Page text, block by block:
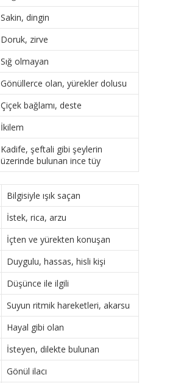
Sakin, dingin
Doruk, zirve
Sığ olmayan
Gönüllerce olan, yürekler dolusu
Çiçek bağlamı, deste
İkilem
Kadife, şeftali gibi şeylerin
üzerinde bulunan ince tüy
Bilgisiyle ışık saçan
İstek, rica, arzu
İçten ve yürekten konuşan
Duygulu, hassas, hisli kişi
Düşünce ile ilgili
Suyun ritmik hareketleri, akarsu
Hayal gibi olan
İsteyen, dilekte bulunan
Gönül ilacı